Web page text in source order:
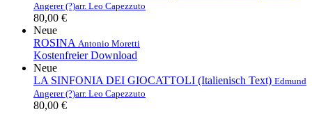
Angerer (?)arr. Leo Capezzuto
80,00 €
Neue
ROSINA Antonio Moretti
Kostenfreier Download
Neue
LA SINFONIA DEI GIOCATTOLI (Italienisch Text) Edmund
Angerer (?)arr. Leo Capezzuto
80,00 €